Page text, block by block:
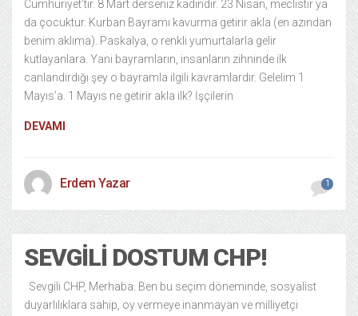
Cumhuriyet’tir. 8 Mart derseniz kadındır. 23 Nisan, meclistir ya
da çocuktur. Kurban Bayramı kavurma getirir akla (en azından
benim aklıma). Paskalya, o renkli yumurtalarla gelir
kutlayanlara. Yani bayramların, insanların zihninde ilk
canlandırdığı şey o bayramla ilgili kavramlardır. Gelelim 1
Mayıs’a. 1 Mayıs ne getirir akla ilk? İşçilerin
DEVAMI
Erdem Yazar 1
SEVGILI DOSTUM CHP!
Sevgili CHP, Merhaba. Ben bu seçim döneminde, sosyalist
duyarlılıklara sahip, oy vermeye inanmayan ve milliyetçi